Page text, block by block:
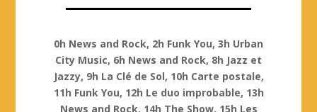
0h News and Rock, 2h Funk You, 3h Urban
City Music, 6h News and Rock, 8h Jazz et
Jazzy, 9h La Clé de Sol, 10h Carte postale,
11h Funk You, 12h Le duo improbable, 13h
News and Rock, 14h The Show, 15h Les